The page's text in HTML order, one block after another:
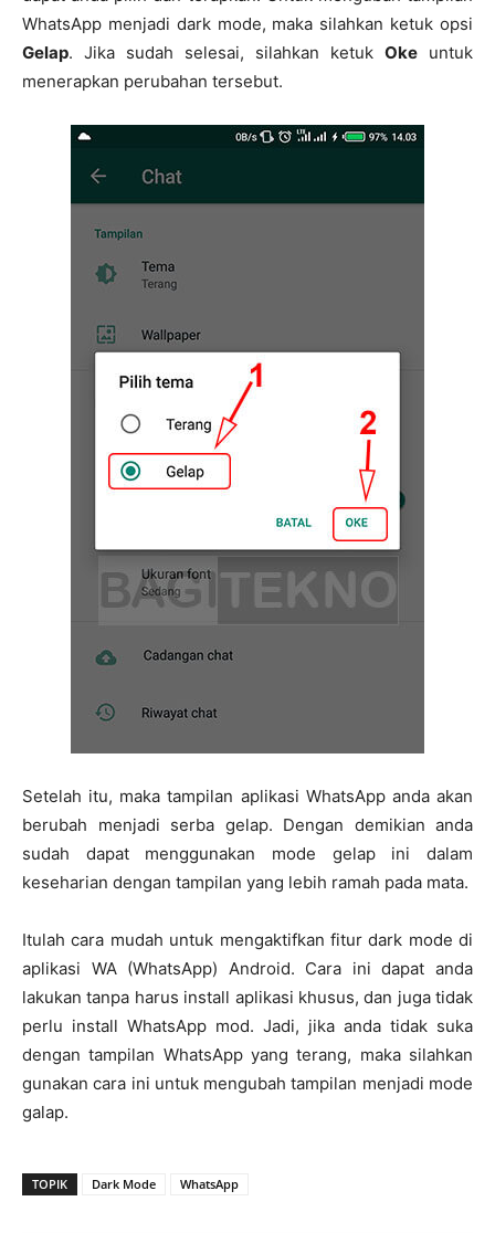
WhatsApp menjadi dark mode, maka silahkan ketuk opsi
Gelap. Jika sudah selesai, silahkan ketuk Oke untuk
menerapkan perubahan tersebut.
Setelah itu, maka tampilan aplikasi WhatsApp anda akan
berubah menjadi serba gelap. Dengan demikian anda
sudah dapat menggunakan mode gelap ini dalam
keseharian dengan tampilan yang lebih ramah pada mata.
Itulah cara mudah untuk mengaktifkan fitur dark mode di
aplikasi WA (WhatsApp) Android. Cara ini dapat anda
lakukan tanpa harus install aplikasi khusus, dan juga tidak
perlu install WhatsApp mod. Jadi, jika anda tidak suka
dengan tampilan WhatsApp yang terang, maka silahkan
gunakan cara ini untuk mengubah tampilan menjadi mode
galap.
TOPIK Dark Mode WhatsApp